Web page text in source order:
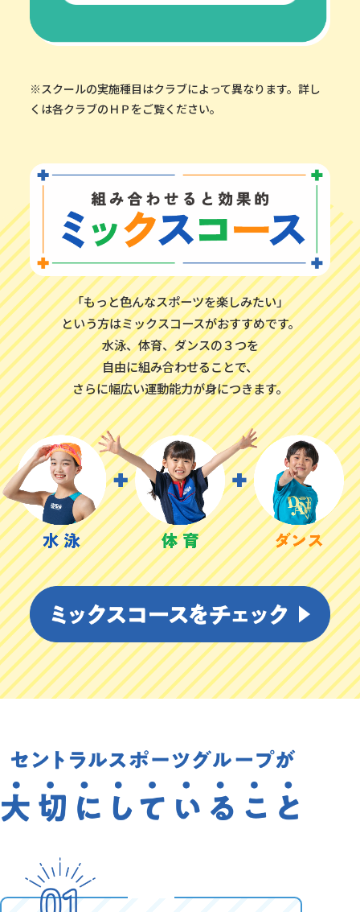
※スクールの実施種目はクラブによって異なります。詳し
くは各クラブのＨＰをご覧ください。
「もっと色んなスポーツを楽しみたい」
という方はミックスコースがおすすめです。
水泳、体育、ダンスの３つを
自由に組み合わせることで、
さらに幅広い運動能力が身につきます。